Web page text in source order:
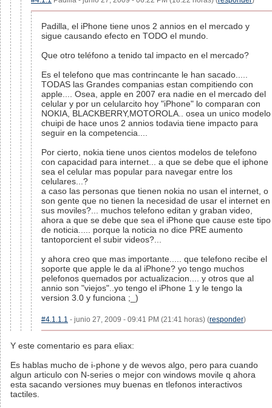
Padilla, el iPhone tiene unos 2 annios en el mercado y
sigue causando efecto en TODO el mundo.
Que otro teléfono a tenido tal impacto en el mercado?
Es el telefono que mas contrincante le han sacado.....
TODAS las Grandes companias estan compitiendo con
apple.... Osea, apple en 2007 era nadie en el mercado del
celular y por un celularcito hoy "iPhone" lo comparan con
NOKIA, BLACKBERRY,MOTOROLA.. osea un unico modelo
chuipi de hace unos 2 annios todavia tiene impacto para
seguir en la competencia....
Por cierto, nokia tiene unos cientos modelos de telefono
con capacidad para internet... a que se debe que el iphone
sea el celular mas popular para navegar entre los
celulares...?
a caso las personas que tienen nokia no usan el internet, o
son gente que no tienen la necesidad de usar el internet en
sus moviles?... muchos telefono editan y graban video,
ahora a que se debe que sea el iPhone que cause este tipo
de noticia..... porque la noticia no dice PRE aumento
tantoporcient el subir videos?...
y ahora creo que mas importante..... que telefono recibe el
soporte que apple le da al iPhone? yo tengo muchos
pelefonos quemados por actualizacion.... y otros que al
annio son "viejos"..yo tengo el iPhone 1 y le tengo la
version 3.0 y funciona ;_)
#4.1.1.1 - junio 27, 2009 - 09:41 PM (21:41 horas) (responder)
Y este comentario es para eliax:
Es hablas mucho de i-phone y de wevos algo, pero para cuando
algun articulo con N-series o mejor con windows movile q ahora
esta sacando versiones muy buenas en tlefonos interactivos
tactiles.